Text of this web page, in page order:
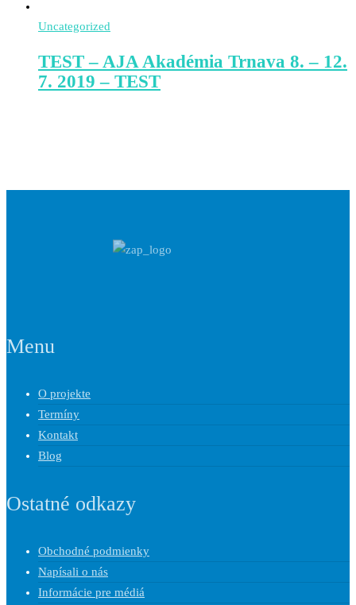
Uncategorized
TEST – AJA Akadémia Trnava 8. – 12.
7. 2019 – TEST
Menu
O projekte
Termíny
Kontakt
Blog
Ostatné odkazy
Obchodné podmienky
Napísali o nás
Informácie pre médiá